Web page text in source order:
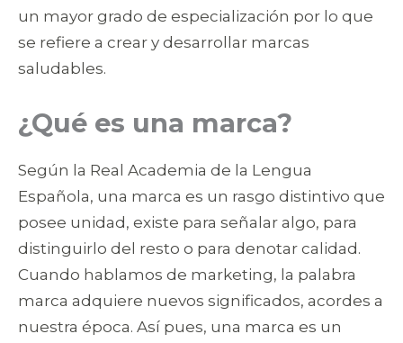
un mayor grado de especialización por lo que
se refiere a crear y desarrollar marcas
saludables.
¿Qué es una marca?
Según la Real Academia de la Lengua
Española, una marca es un rasgo distintivo que
posee unidad, existe para señalar algo, para
distinguirlo del resto o para denotar calidad.
Cuando hablamos de marketing, la palabra
marca adquiere nuevos significados, acordes a
nuestra época. Así pues, una marca es un